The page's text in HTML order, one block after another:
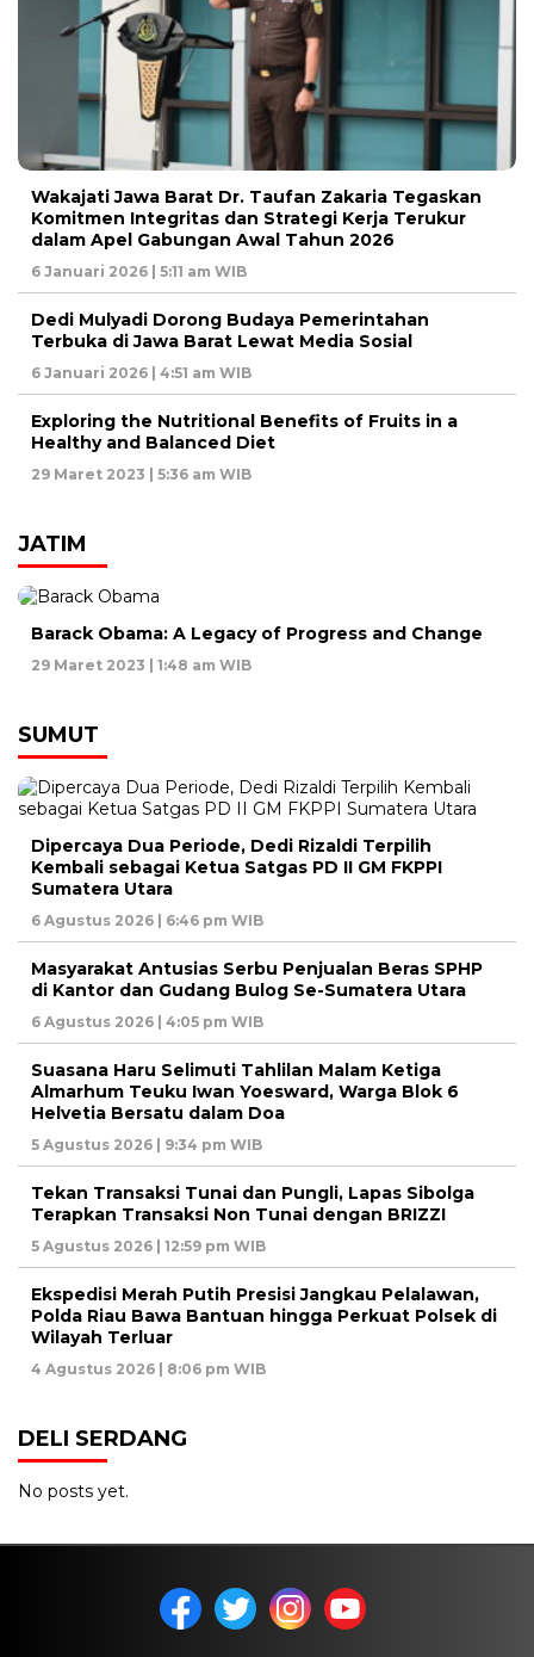
Wakajati Jawa Barat Dr. Taufan Zakaria Tegaskan
Komitmen Integritas dan Strategi Kerja Terukur
dalam Apel Gabungan Awal Tahun 2026
6 Januari 2026 | 5:11 am WIB
Dedi Mulyadi Dorong Budaya Pemerintahan
Terbuka di Jawa Barat Lewat Media Sosial
6 Januari 2026 | 4:51 am WIB
Exploring the Nutritional Benefits of Fruits in a
Healthy and Balanced Diet
29 Maret 2023 | 5:36 am WIB
JATIM
Barack Obama: A Legacy of Progress and Change
29 Maret 2023 | 1:48 am WIB
SUMUT
Dipercaya Dua Periode, Dedi Rizaldi Terpilih
Kembali sebagai Ketua Satgas PD II GM FKPPI
Sumatera Utara
6 Agustus 2026 | 6:46 pm WIB
Masyarakat Antusias Serbu Penjualan Beras SPHP
di Kantor dan Gudang Bulog Se-Sumatera Utara
6 Agustus 2026 | 4:05 pm WIB
Suasana Haru Selimuti Tahlilan Malam Ketiga
Almarhum Teuku Iwan Yoesward, Warga Blok 6
Helvetia Bersatu dalam Doa
5 Agustus 2026 | 9:34 pm WIB
Tekan Transaksi Tunai dan Pungli, Lapas Sibolga
Terapkan Transaksi Non Tunai dengan BRIZZI
5 Agustus 2026 | 12:59 pm WIB
Ekspedisi Merah Putih Presisi Jangkau Pelalawan,
Polda Riau Bawa Bantuan hingga Perkuat Polsek di
Wilayah Terluar
4 Agustus 2026 | 8:06 pm WIB
DELI SERDANG
No posts yet.